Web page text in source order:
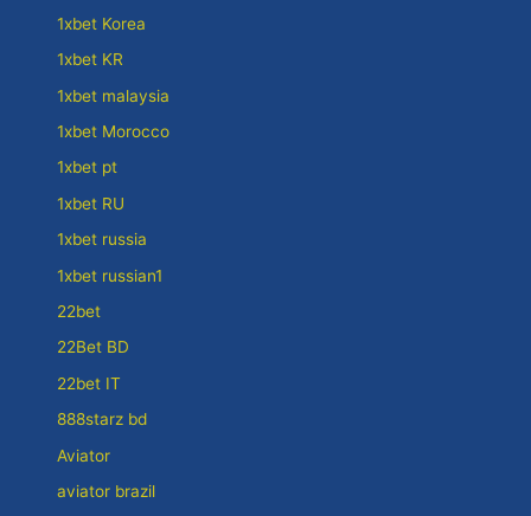
1xbet Korea
1xbet KR
1xbet malaysia
1xbet Morocco
1xbet pt
1xbet RU
1xbet russia
1xbet russian1
22bet
22Bet BD
22bet IT
888starz bd
Aviator
aviator brazil